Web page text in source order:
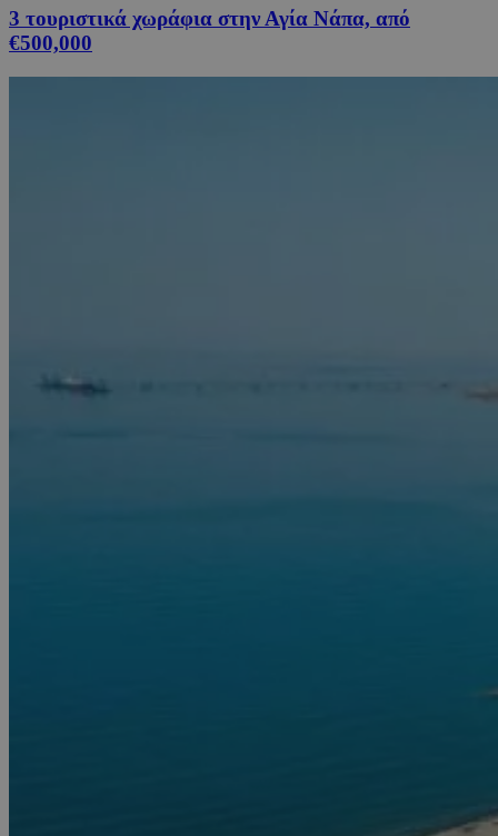
3 τουριστικά χωράφια στην Αγία Νάπα, από
€500,000